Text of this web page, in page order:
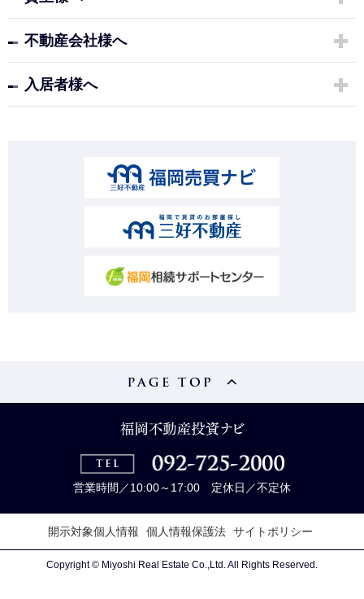
不動産会社様へ
入居者様へ
営業時間／10:00～17:00 定休日／不定休
開示対象個人情報 個人情報保護法 サイトポリシー
Copyright © Miyoshi Real Estate Co.,Ltd. All Rights Reserved.